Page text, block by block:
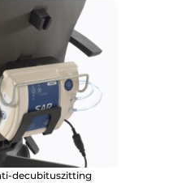
decubituszitting